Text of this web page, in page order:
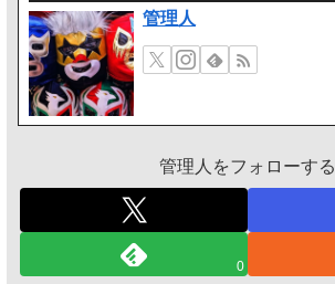
管理人
管理人をフォローする
0